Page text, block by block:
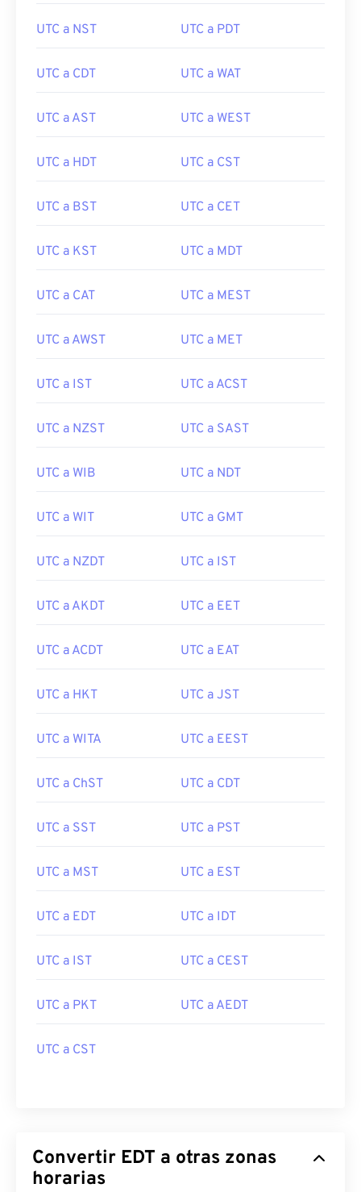
UTC a NST UTC a PDT
UTC a CDT UTC a WAT
UTC a AST UTC a WEST
UTC a HDT UTC a CST
UTC a BST UTC a CET
UTC a KST UTC a MDT
UTC a CAT UTC a MEST
UTC a AWST UTC a MET
UTC a IST UTC a ACST
UTC a NZST UTC a SAST
UTC a WIB UTC a NDT
UTC a WIT UTC a GMT
UTC a NZDT UTC a IST
UTC a AKDT UTC a EET
UTC a ACDT UTC a EAT
UTC a HKT UTC a JST
UTC a WITA UTC a EEST
UTC a ChST UTC a CDT
UTC a SST UTC a PST
UTC a MST UTC a EST
UTC a EDT UTC a IDT
UTC a IST UTC a CEST
UTC a PKT UTC a AEDT
UTC a CST
Convertir EDT a otras zonas
horarias